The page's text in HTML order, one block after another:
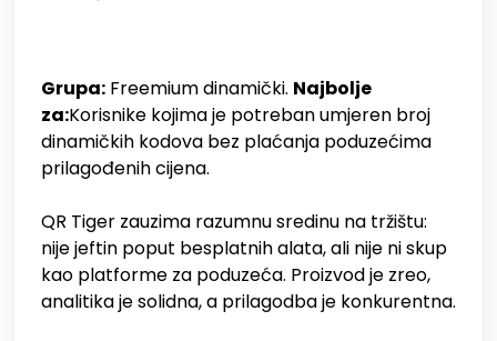
Grupa: Freemium dinamički. Najbolje
za:Korisnike kojima je potreban umjeren broj
dinamičkih kodova bez plaćanja poduzećima
prilagođenih cijena.
QR Tiger zauzima razumnu sredinu na tržištu:
nije jeftin poput besplatnih alata, ali nije ni skup
kao platforme za poduzeća. Proizvod je zreo,
analitika je solidna, a prilagodba je konkurentna.